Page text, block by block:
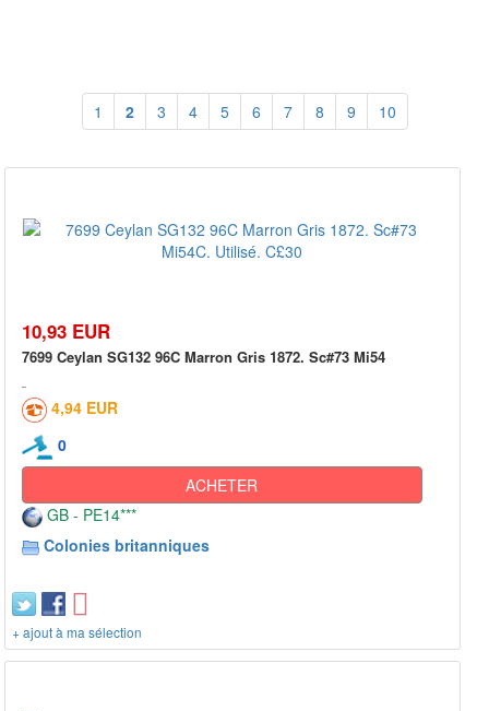
1 2 3 4 5 6 7 8 9 10
10,93 EUR
7699 Ceylan SG132 96C Marron Gris 1872. Sc#73 Mi54
4,94 EUR
0
ACHETER
GB - PE14***
Colonies britanniques
+ ajout à ma sélection